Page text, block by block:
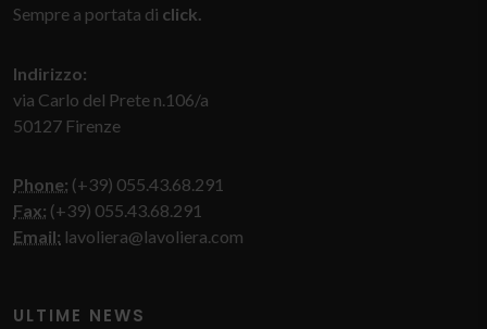
Sempre a portata di click.
Indirizzo:
via Carlo del Prete n.106/a
50127 Firenze
Phone: (+39) 055.43.68.291
Fax: (+39) 055.43.68.291
Email: lavoliera@lavoliera.com
ULTIME NEWS